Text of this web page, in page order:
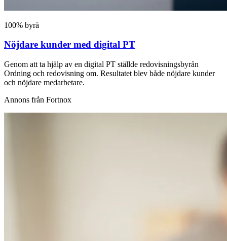
100% byrå
Nöjdare kunder med digital PT
Genom att ta hjälp av en digital PT ställde redovisningsbyrån
Ordning och redovisning om. Resultatet blev både nöjdare kunder
och nöjdare medarbetare.
Annons från Fortnox